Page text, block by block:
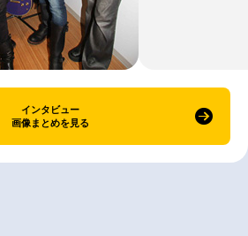
インタビュー
画像まとめを見る